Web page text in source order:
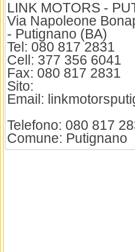
LINK MOTORS -
Via Napoleone
- Putignano (BA)
Tel: 080 817 2831
Cell: 377 356 6041
Fax: 080 817 2831
Sito:
Email:
Telefono: 080 817
Comune: Putignano